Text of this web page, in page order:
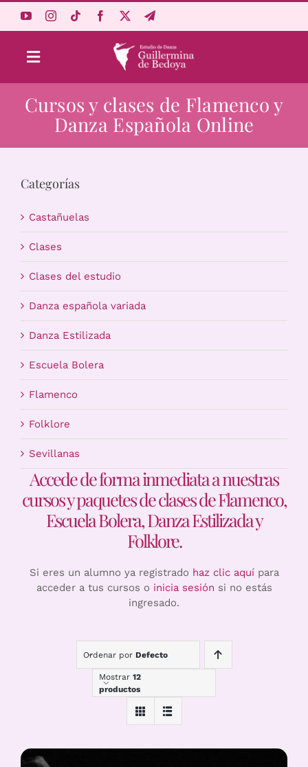
Toggle
Navigation
Aprende Online
Estudio
Carrito
Cursos y clases de Flamenco y
Danza Española Online
Categorías
Castañuelas
Clases
Clases del estudio
Danza española variada
Danza Estilizada
Escuela Bolera
Flamenco
Folklore
Sevillanas
Accede de forma inmediata a nuestras
cursos y paquetes de clases de Flamenco,
Escuela Bolera, Danza Estilizada y
Folklore.
Si eres un alumno ya registrado haz clic aquípara
acceder a tus cursos o inicia sesión si no estás
ingresado.
Ordenar por Defecto
Mostrar 12
productos